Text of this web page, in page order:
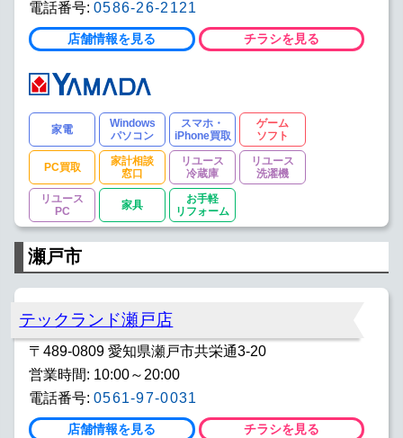
電話番号: 0586-26-2121
店舗情報を見る チラシを見る
家電
Windows
パソコン
スマホ・
iPhone買取
ゲーム
ソフト
PC買取
家計相談
窓口
リユース
冷蔵庫
リユース
洗濯機
リユース
PC
家具
お手軽
リフォーム
瀬戸市
テックランド瀬戸店
〒489-0809 愛知県瀬戸市共栄通3-20
営業時間: 10:00～20:00
電話番号: 0561-97-0031
店舗情報を見る チラシを見る